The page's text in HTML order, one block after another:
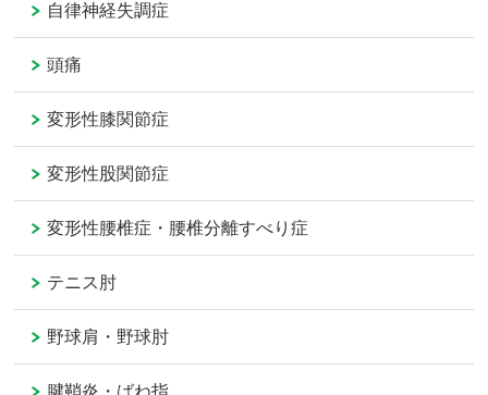
自律神経失調症
頭痛
変形性膝関節症
変形性股関節症
変形性腰椎症・腰椎分離すべり症
テニス肘
野球肩・野球肘
腱鞘炎・ばね指